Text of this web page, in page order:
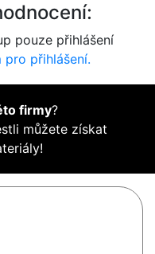
pouze přihlášení
pro přihlášení.
firmy?
můžete získat